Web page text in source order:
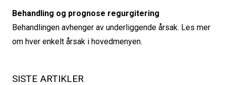
Behandling og prognose regurgitering
Behandlingen avhenger av underliggende årsak. Les mer
om hver enkelt årsak i hovedmenyen.
SISTE ARTIKLER